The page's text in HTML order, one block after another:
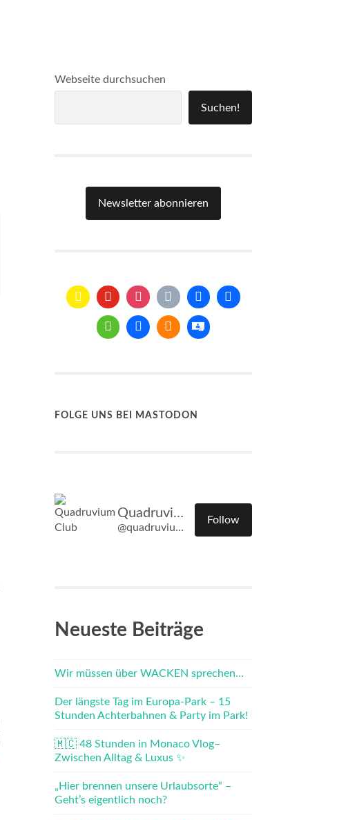
Webseite durchsuchen
Suchen!
Newsletter abonnieren
FOLGE UNS BEI MASTODON
Quadruvium Club
@quadruvium.club@quadruvium.club
Follow
Neueste Beiträge
Wir müssen über WACKEN sprechen…
Der längste Tag im Europa-Park – 15
Stunden Achterbahnen & Party im Park!
🇲🇨 48 Stunden in Monaco Vlog–
Zwischen Alltag & Luxus ✨
„Hier brennen unsere Urlaubsorte“ –
Geht’s eigentlich noch?